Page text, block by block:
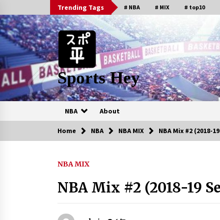
to
content
Trending Tags # NBA # MIX # top10
Sports Hey
NBA About
人気の動画
6年 ago
Home NBA NBA MIX NBA Mix #2 (2018-
NBA MIX
NBA Mix #2 (2018-19